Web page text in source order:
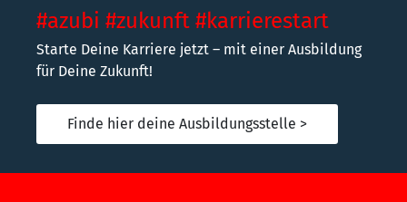
#azubi #zukunft #karrierestart
Starte Deine Karriere jetzt – mit einer Ausbildung
für Deine Zukunft!
Finde hier deine Ausbildungsstelle >